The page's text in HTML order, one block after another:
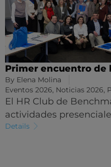
Primer encuentro de
By Elena Molina
Eventos 2026, Noticias 2026,
El HR Club de
actividades
Details